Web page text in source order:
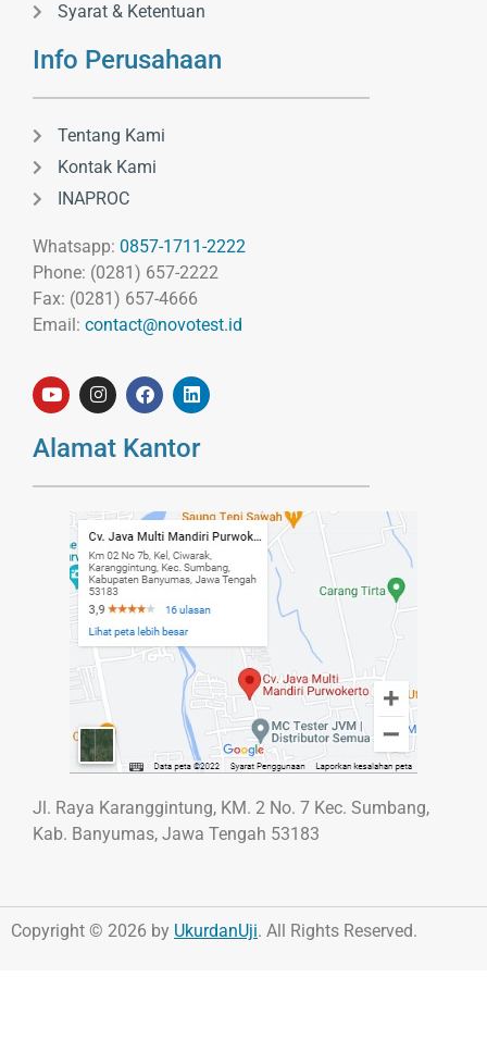
Syarat & Ketentuan
Info Perusahaan
Tentang Kami
Kontak Kami
INAPROC
Whatsapp: 0857-1711-2222
Phone: (0281) 657-2222
Fax: (0281) 657-4666
Email: contact@novotest.id
Alamat Kantor
Jl. Raya Karanggintung, KM. 2 No. 7 Kec. Sumbang,
Kab. Banyumas, Jawa Tengah 53183
Copyright © 2026 by UkurdanUji. All Rights Reserved.